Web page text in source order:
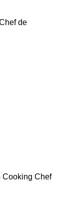
de
Cooking Chef